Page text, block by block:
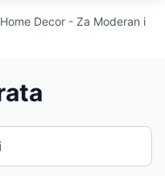
Decor - Za Moderan i